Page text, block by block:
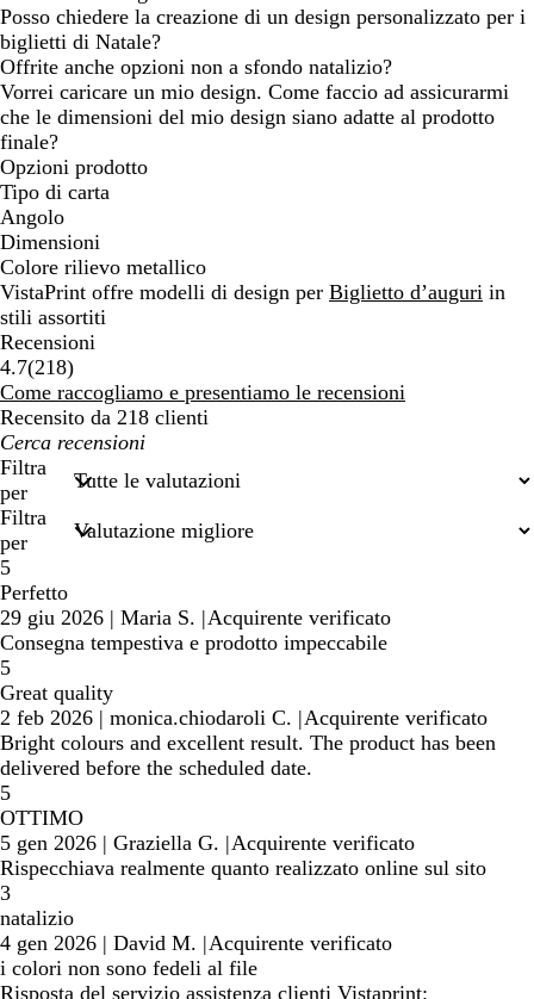
Posso chiedere la creazione di un design personalizzato per i
biglietti di Natale?
Offrite anche opzioni non a sfondo natalizio?
Vorrei caricare un mio design. Come faccio ad assicurarmi
che le dimensioni del mio design siano adatte al prodotto
finale?
Opzioni prodotto
Tipo di carta
Angolo
Dimensioni
Colore rilievo metallico
VistaPrint offre modelli di design per Biglietto d’auguri in
stili assortiti
Recensioni
4.7(218218
recensioni
)
Come raccogliamo e presentiamo le recensioni
Recensito da 218 clienti
I
miei
termini
di
ricerca
Filtra
per
Filtra
per
5
Perfetto
29 giu 2026 | Maria S. |Acquirente verificato
Consegna tempestiva e prodotto impeccabile
5
Great quality
2 feb 2026 | monica.chiodaroli C. |Acquirente verificato
Bright colours and excellent result. The product has been
delivered before the scheduled date.
5
OTTIMO
5 gen 2026 | Graziella G. |Acquirente verificato
Rispecchiava realmente quanto realizzato online sul sito
3
natalizio
4 gen 2026 | David M. |Acquirente verificato
i colori non sono fedeli al file
Risposta del servizio assistenza clienti Vistaprint: